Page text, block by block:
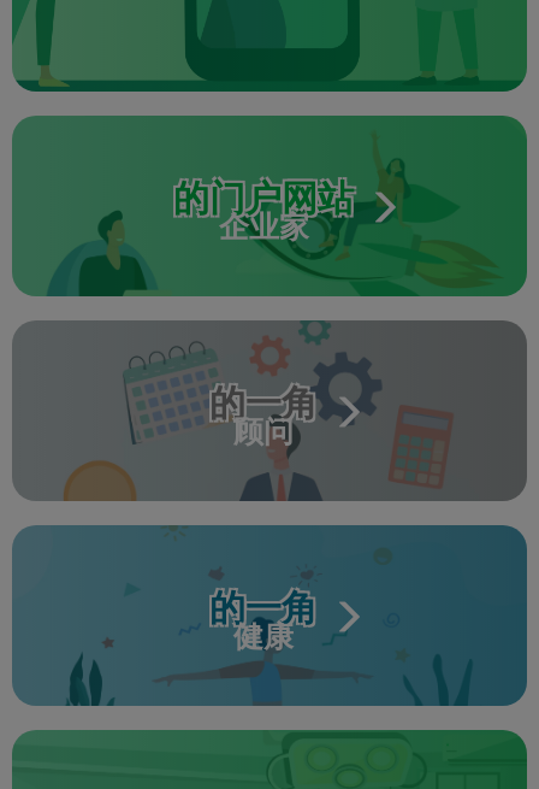
的门户网站
企业家
的一角
顾问
的一角
健康